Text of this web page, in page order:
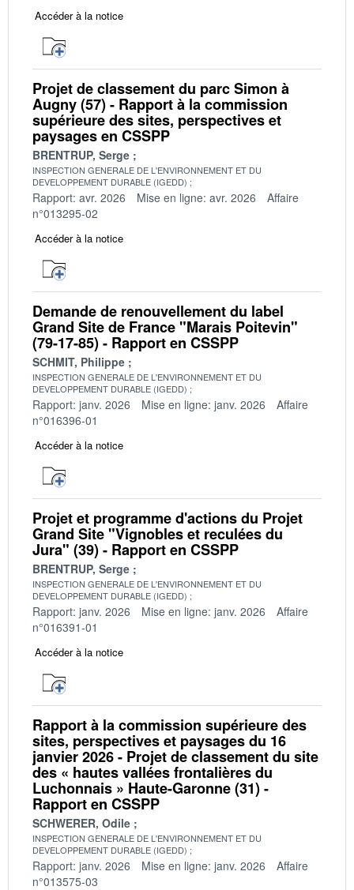
Accéder à la notice
Projet de classement du parc Simon à
Augny (57) - Rapport à la commission
supérieure des sites, perspectives et
paysages en CSSPP
BRENTRUP, Serge
INSPECTION GENERALE DE L'ENVIRONNEMENT ET DU
DEVELOPPEMENT DURABLE (IGEDD)
Rapport: avr. 2026 Mise en ligne: avr. 2026
Affaire
n°013295-02
Accéder à la notice
Demande de renouvellement du label
Grand Site de France "Marais Poitevin"
(79-17-85) - Rapport en CSSPP
SCHMIT, Philippe
INSPECTION GENERALE DE L'ENVIRONNEMENT ET DU
DEVELOPPEMENT DURABLE (IGEDD)
Rapport: janv. 2026 Mise en ligne: janv. 2026
Affaire
n°016396-01
Accéder à la notice
Projet et programme d'actions du Projet
Grand Site "Vignobles et reculées du
Jura" (39) - Rapport en CSSPP
BRENTRUP, Serge
INSPECTION GENERALE DE L'ENVIRONNEMENT ET DU
DEVELOPPEMENT DURABLE (IGEDD)
Rapport: janv. 2026 Mise en ligne: janv. 2026
Affaire
n°016391-01
Accéder à la notice
Rapport à la commission supérieure des
sites, perspectives et paysages du 16
janvier 2026 - Projet de classement du site
des « hautes vallées frontalières du
Luchonnais » Haute-Garonne (31) -
Rapport en CSSPP
SCHWERER, Odile
INSPECTION GENERALE DE L'ENVIRONNEMENT ET DU
DEVELOPPEMENT DURABLE (IGEDD)
Rapport: janv. 2026 Mise en ligne: janv. 2026
Affaire
n°013575-03